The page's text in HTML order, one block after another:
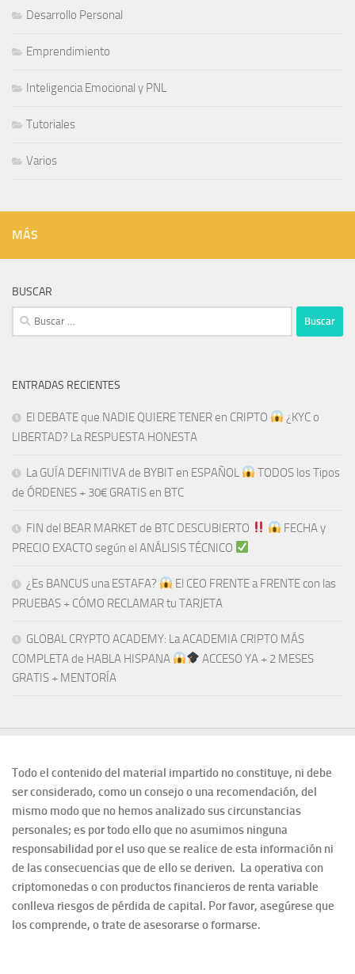
Desarrollo Personal
Emprendimiento
Inteligencia Emocional y PNL
Tutoriales
Varios
MÁS
BUSCAR
Buscar:
ENTRADAS RECIENTES
El DEBATE que NADIE QUIERE TENER en CRIPTO
¿KYC o
LIBERTAD? La RESPUESTA HONESTA
La GUÍA DEFINITIVA de BYBIT en ESPAÑOL
TODOS los Tipos
de ÓRDENES + 30€ GRATIS en BTC
FIN del BEAR MARKET de BTC DESCUBIERTO
FECHA y
PRECIO EXACTO según el ANÁLISIS TÉCNICO
¿Es BANCUS una ESTAFA?
El CEO FRENTE a FRENTE con las
PRUEBAS + CÓMO RECLAMAR tu TARJETA
GLOBAL CRYPTO ACADEMY: La ACADEMIA CRIPTO MÁS
COMPLETA de HABLA HISPANA
ACCESO YA + 2 MESES
GRATIS + MENTORÍA
Todo el contenido del material impartido no constituye, ni debe
ser considerado, como un consejo o una recomendación, del
mismo modo que no hemos analizado sus circunstancias
personales; es por todo ello que no asumimos ninguna
responsabilidad por el uso que se realice de esta información ni
de las consecuencias que de ello se deriven. La operativa con
criptomonedas o con productos financieros de renta variable
conlleva riesgos de pérdida de capital. Por favor, asegúrese que
los comprende, o trate de asesorarse o formarse.